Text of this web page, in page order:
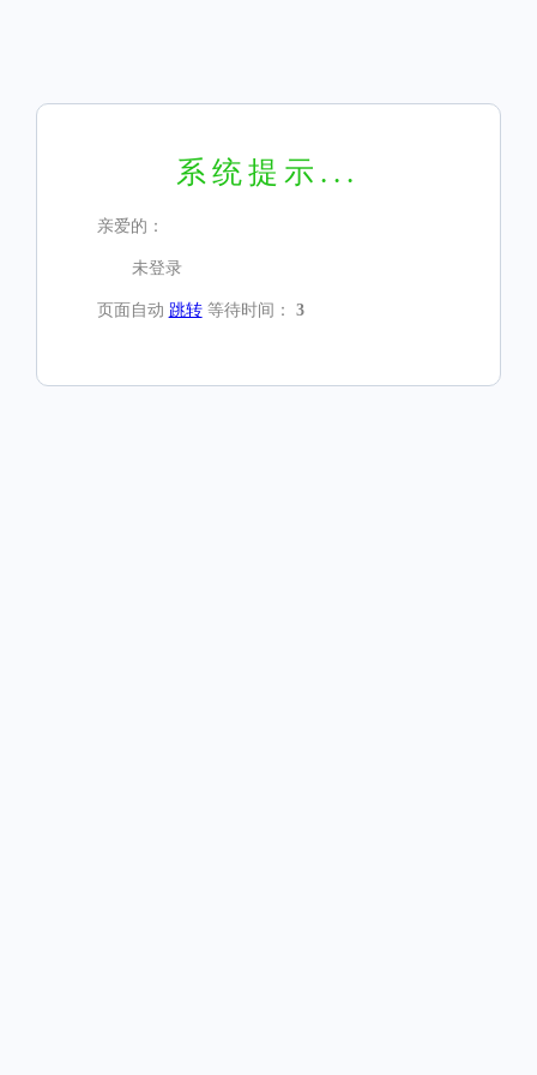
系统提示...
亲爱的：
未登录
页面自动 跳转等待时间： 3